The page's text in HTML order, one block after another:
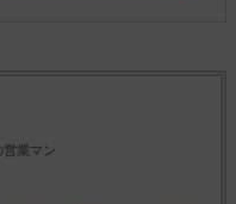
業マン